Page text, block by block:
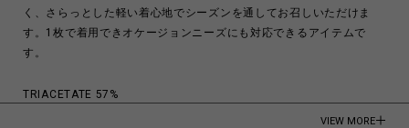
く、さらっとした軽い着心地でシーズンを通してお召しいただけま
す。1枚で着用できオケージョンニーズにも対応できるアイテムで
す。
TRIACETATE 57%
VIEW MORE